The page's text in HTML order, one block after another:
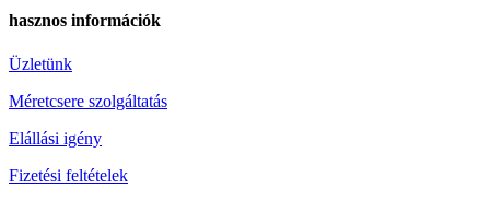
hasznos információk
Üzletünk
Méretcsere szolgáltatás
Elállási igény
Fizetési feltételek